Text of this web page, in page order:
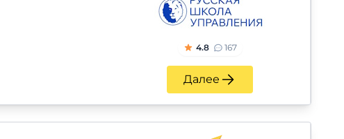
4.8 167
Далее